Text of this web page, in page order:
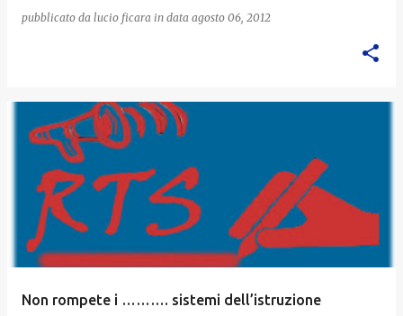
pubblicato da lucio ficara in data agosto 06, 2012
Non rompete i ………. sistemi dell’istruzione